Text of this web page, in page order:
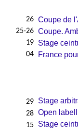
26 Coupe de
25-26 Coupe.
19 Stage
04 France
29
Stage
28 Open
15 Stage